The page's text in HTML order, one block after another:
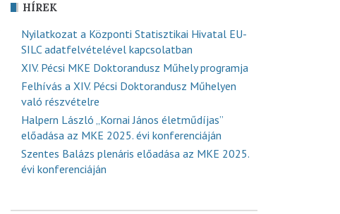
HÍREK
Nyilatkozat a Központi Statisztikai Hivatal EU-
SILC adatfelvételével kapcsolatban
XIV. Pécsi MKE Doktorandusz Műhely programja
Felhívás a XIV. Pécsi Doktorandusz Műhelyen
való részvételre
Halpern László „Kornai János életműdíjas”
előadása az MKE 2025. évi konferenciáján
Szentes Balázs plenáris előadása az MKE 2025.
évi konferenciáján